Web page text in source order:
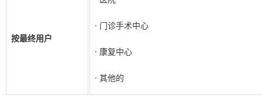
按最终用户
· 门诊手术中心
· 康复中心
· 其他的